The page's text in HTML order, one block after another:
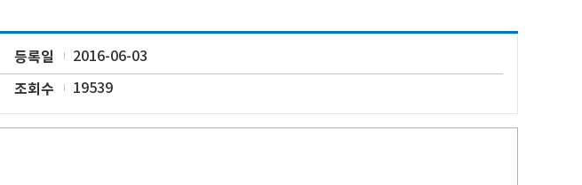
등록일 2016-06-03
조회수 19539